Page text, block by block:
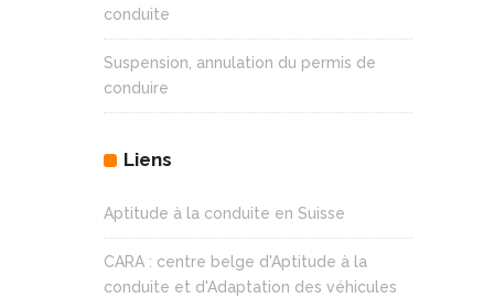
conduite
Suspension, annulation du permis de
conduire
Liens
Aptitude à la conduite en Suisse
CARA : centre belge d'Aptitude à la
conduite et d'Adaptation des véhicules